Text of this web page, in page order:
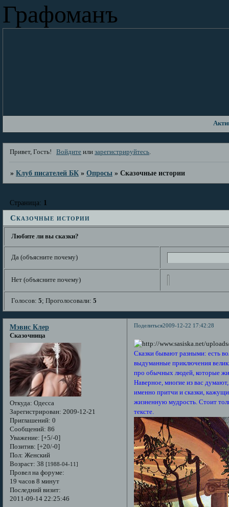
Графоманъ
Привет, Гость! Войдите илизарегистрируйтесь.
»Клуб писателей БК »Опросы »Сказочные истории
Сказочные истории
Страница: 1
Любите ли вы сказки?
Да (объясните почему)
Нет (объясните почему)
Голосов: 5; Проголосовали: 5
Поделиться2009-12-22 17:42:28
Мэвис Клер
Сказочница
Откуда: Одесса
Зарегистрирован: 2009-12-21
Приглашений: 0
Сообщений: 86
Уважение: [+5/-0]
Позитив: [+20/-0]
Пол: Женский
Возраст: 38 [1988-04-11]
Провел на форуме:
19 часов 8 минут
Последний визит:
2011-09-14 22:25:46
Сказки бывают разными: есть
выдуманные приключения
про обычных людей, которые
Наверное, многие из вас
именно притчи и сказки,
жизненную мудрость. Стоит
тексте.